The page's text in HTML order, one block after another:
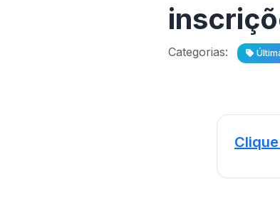
Categorias: